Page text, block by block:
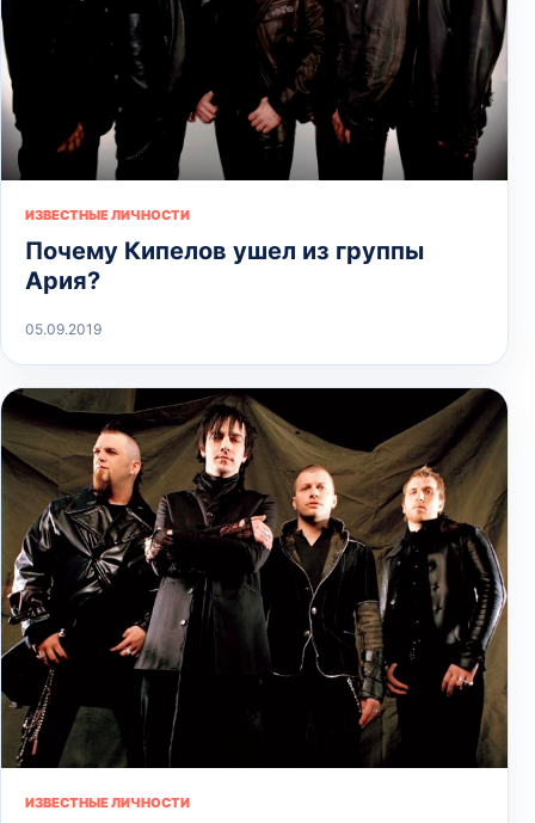
ИЗВЕСТНЫЕ ЛИЧНОСТИ
Почему Кипелов ушел из группы
Ария?
05.09.2019
ИЗВЕСТНЫЕ ЛИЧНОСТИ